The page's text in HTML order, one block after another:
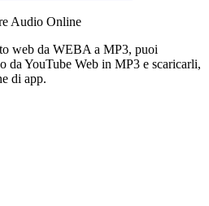
Audio Online
web da WEBA a MP3, puoi
da YouTube Web in MP3 e scaricarli,
di app.